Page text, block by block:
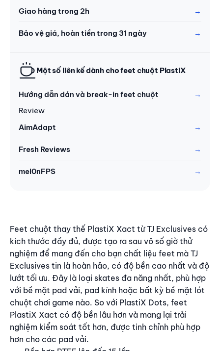
Giao hàng trong 2h
Bảo vệ giá, hoàn tiền trong 31 ngày
Một số liên kế dành cho feet chuột PlastiX
Hướng dẫn dán và break-in feet chuột
Review
AimAdapt
Fresh Reviews
mel0nFPS
Nội dung
Feet chuột thay thế PlastiX Xact từ TJ Exclusives có
kích thước đầy đủ, được tạo ra sau vô số giờ thử
nghiệm để mang đến cho bạn chất liệu feet mà TJ
Exclusives tin là hoàn hảo, có độ bền cao nhất và độ
lướt tối ưu. Đây là loại skates đa năng nhất, phù hợp
với bề mặt pad vải, pad kính hoặc bất kỳ bề mặt lót
chuột chơi game nào. So với PlastiX Dots, feet
PlastiX Xact có độ bền lâu hơn và mang lại trải
nghiệm kiểm soát tốt hơn, được tinh chỉnh phù hợp
hơn cho các pad vải.